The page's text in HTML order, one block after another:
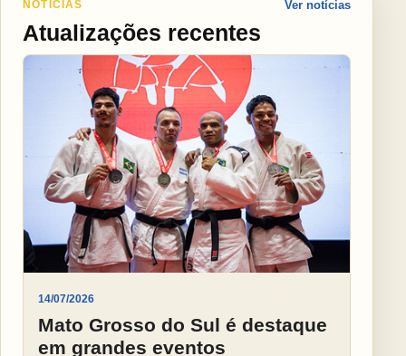
NOTÍCIAS
Atualizações recentes
Ver notícias
14/07/2026
Mato Grosso do Sul é destaque
em grandes eventos